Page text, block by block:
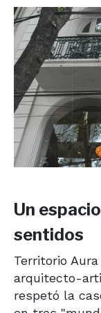
Un
sentidos
Territorio
arquitecto-­
respetó la